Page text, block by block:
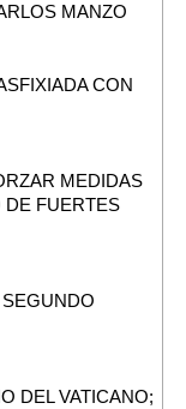
MANZO
CON
MEDIDAS
DE FUERTES
DEL VATICANO;